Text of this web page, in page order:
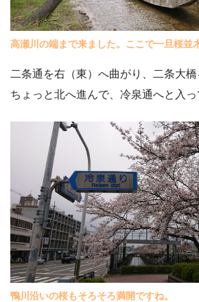
高瀬川の端まで来ました。ここで一旦桜並
二条通を右（東）へ曲がり、二条大橋
ちょっと北へ進んで、冷泉通へと入っ
鴨川沿いの桜もそろそろ満開ですね。